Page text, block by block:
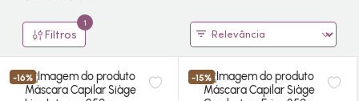
Filtros
1
-16% -15%